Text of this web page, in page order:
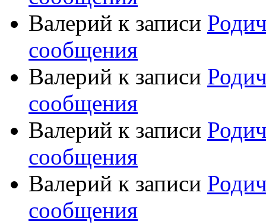
Валерий к записи
сообщения
Валерий к записи
сообщения
Валерий к записи
сообщения
Валерий к записи
сообщения